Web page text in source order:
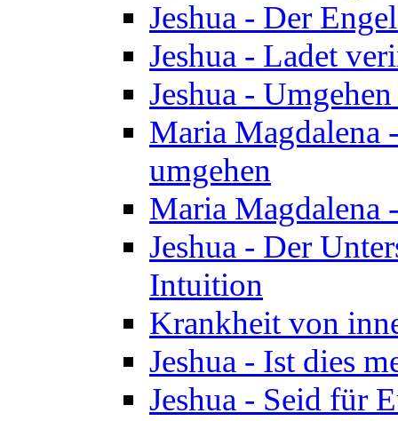
Jeshua - Der
Jeshua - Ladet
Jeshua -
Maria Magdalena
umgehen
Maria Magdalena
Jeshua - Der
Intuition
Krankheit von
Jeshua - Ist dies
Jeshua - Seid für